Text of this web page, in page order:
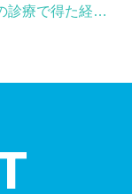
診療で得た経験